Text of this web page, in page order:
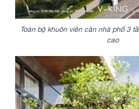
Toàn bộ khuôn viên căn nhà phố 3
cao